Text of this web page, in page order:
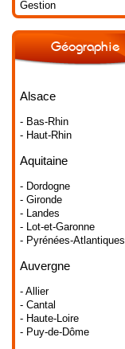
Gestion
Géographie
Alsace
- Bas-Rhin
- Haut-Rhin
Aquitaine
- Dordogne
- Gironde
- Landes
- Lot-et-Garonne
- Pyrénées-Atlantiques
Auvergne
- Allier
- Cantal
- Haute-Loire
- Puy-de-Dôme